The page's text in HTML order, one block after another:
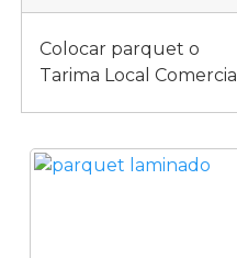
Colocar parquet o
Tarima Local Comercial